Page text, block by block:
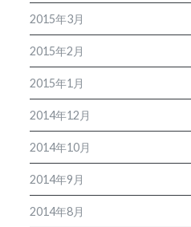
2015年3月
2015年2月
2015年1月
2014年12月
2014年10月
2014年9月
2014年8月